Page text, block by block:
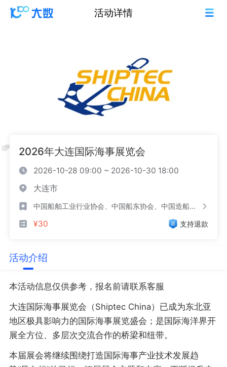
活动详情
2026年大连国际海事展览会
2026-10-28 09:00 ~ 2026-10-30 18:00
大连市
中国船舶工业行业协会、中国船东协会、中国造船工程学会
¥30 支持退款
活动介绍
本活动信息仅供参考，报名前请联系客服
大连国际海事展览会（Shiptec China）已成为东北亚
地区极具影响力的国际海事展览盛会；是国际海洋界开
展全方位、多层次交流合作的桥梁和纽带。
本届展会将继续围绕打造国际海事产业技术发展趋